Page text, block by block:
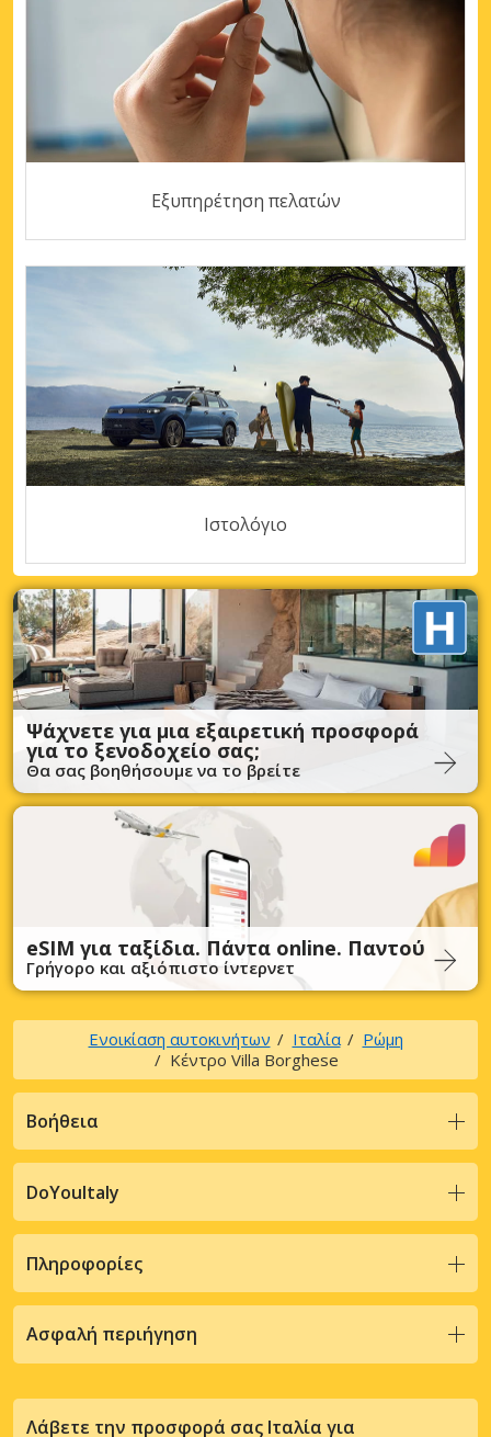
Εξυπηρέτηση πελατών
Ιστολόγιο
Ψάχνετε για μια εξαιρετική προσφορά
για το ξενοδοχείο σας;
Θα σας βοηθήσουμε να το βρείτε
eSIM για ταξίδια. Πάντα online. Παντού
Γρήγορο και αξιόπιστο ίντερνετ
Ενοικίαση αυτοκινήτων Ιταλία
Ρώμη
Κέντρο Villa Borghese
Βοήθεια
DoYouItaly
Πληροφορίες
Ασφαλή περιήγηση
Λάβετε την προσφορά σας Ιταλία για